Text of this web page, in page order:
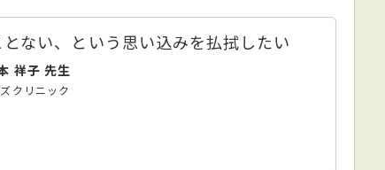
ない、という思い込みを払拭したい
祥子 先生
クリニック